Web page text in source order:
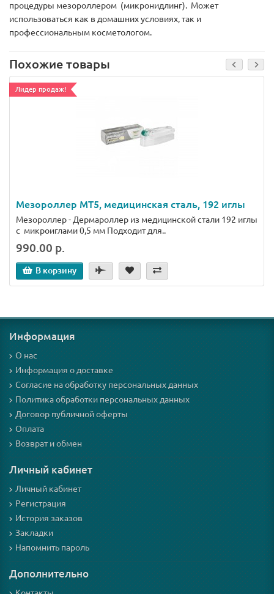
процедуры мезороллером (микронидлинг). Может
использоваться как в домашних условиях, так и
профессиональным косметологом.
Похожие товары
Лидер продаж!
Мезороллер MT5, медицинская сталь, 192 иглы
Мезороллер - Дермароллер из медицинской стали 192 иглы
с микроиглами 0,5 мм Подходит для..
990.00 р.
В корзину
Информация
О нас
Информация о доставке
Согласие на обработку персональных данных
Политика обработки персональных данных
Договор публичной оферты
Оплата
Возврат и обмен
Личный кабинет
Личный кабинет
Регистрация
История заказов
Закладки
Напомнить пароль
Дополнительно